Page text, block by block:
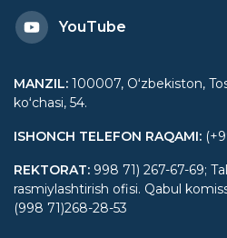
YouTube
MANZIL: 100007, Oʻzbekiston,
koʻchasi, 54.
ISHONCH TELEFON RAQAMI:
REKTORAT: 998 71) 267-67-69;
rasmiylashtirish ofisi. Qabul
(998 71)268-28-53